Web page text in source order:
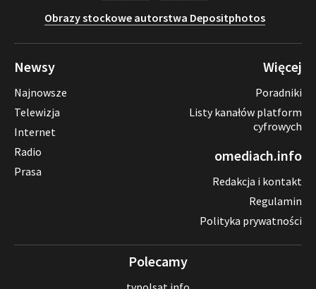
Obrazy stockowe autorstwa Depositphotos
Newsy
Najnowsze
Telewizja
Internet
Radio
Prasa
Więcej
Poradniki
Listy kanałów platform
cyfrowych
omediach.info
Redakcja i kontakt
Regulamin
Polityka prywatności
Polecamy